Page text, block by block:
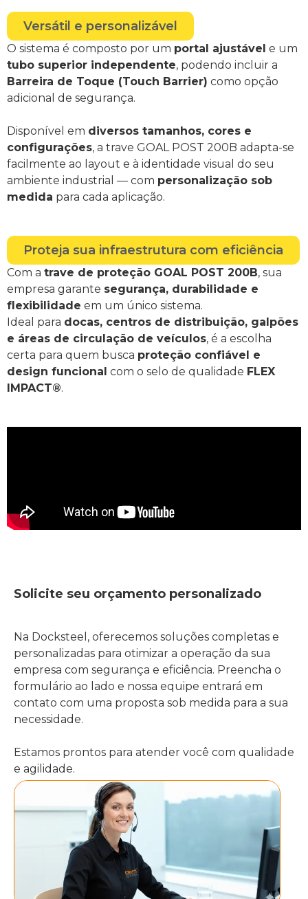
Versátil e personalizável
O sistema é composto por um portal ajustável e um
tubo superior independente, podendo incluir a
Barreira de Toque (Touch Barrier) como opção
adicional de segurança.
Disponível em diversos tamanhos, cores e
configurações, a trave GOAL POST 200B adapta-se
facilmente ao layout e à identidade visual do seu
ambiente industrial — com personalização sob
medida para cada aplicação.
Proteja sua infraestrutura com eficiência
Com a trave de proteção GOAL POST 200B, sua
empresa garante segurança, durabilidade e
flexibilidade em um único sistema.
Ideal para docas, centros de distribuição, galpões
e áreas de circulação de veículos, é a escolha
certa para quem busca proteção confiável e
design funcional com o selo de qualidade FLEX
IMPACT®.
Solicite seu orçamento personalizado
Na Docksteel, oferecemos soluções completas e
personalizadas para otimizar a operação da sua
empresa com segurança e eficiência. Preencha o
formulário ao lado e nossa equipe entrará em
contato com uma proposta sob medida para a sua
necessidade.
Estamos prontos para atender você com qualidade
e agilidade.